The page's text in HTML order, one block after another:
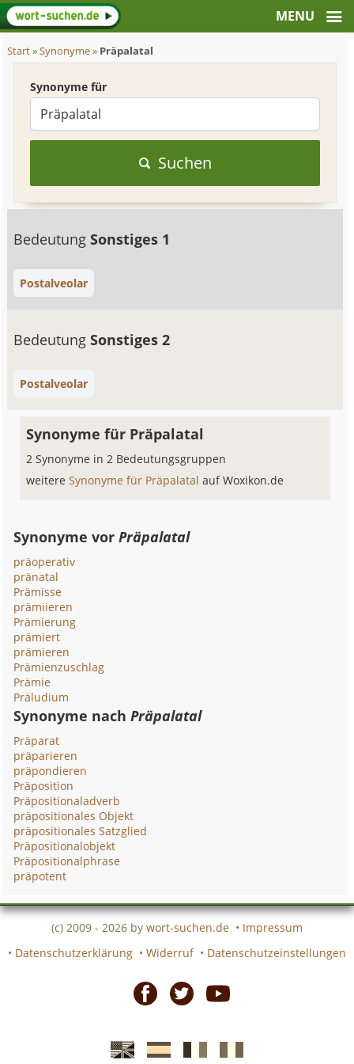
Start»Synonyme» Präpalatal
Synonyme für
Suchen
BedeutungSonstiges 1
Postalveolar
BedeutungSonstiges 2
Postalveolar
Synonyme für Präpalatal
2 Synonyme in 2 Bedeutungsgruppen
weitereSynonyme für Präpalatalauf Woxikon.de
Synonyme vorPräpalatal
präoperativ
pränatal
Prämisse
prämiieren
Prämierung
prämiert
prämieren
Prämienzuschlag
Prämie
Präludium
Synonyme nachPräpalatal
Präparat
präparieren
präpondieren
Präposition
Präpositionaladverb
präpositionales Objekt
präpositionales Satzglied
Präpositionalobjekt
Präpositionalphrase
präpotent
(c) 2009 - 2026 by wort-suchen.de • Impressum
• Datenschutzerklärung • Widerruf • Datenschutzeinstellungen